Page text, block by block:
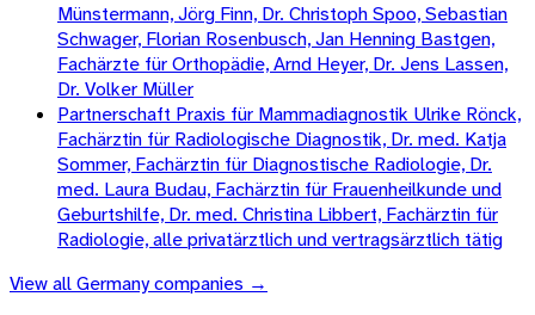
Münstermann, Jörg Finn, Dr. Christoph Spoo, Sebastian
Schwager, Florian Rosenbusch, Jan Henning Bastgen,
Fachärzte für Orthopädie, Arnd Heyer, Dr. Jens Lassen,
Dr. Volker Müller
Partnerschaft Praxis für Mammadiagnostik Ulrike Rönck,
Fachärztin für Radiologische Diagnostik, Dr. med. Katja
Sommer, Fachärztin für Diagnostische Radiologie, Dr.
med. Laura Budau, Fachärztin für Frauenheilkunde und
Geburtshilfe, Dr. med. Christina Libbert, Fachärztin für
Radiologie, alle privatärztlich und vertragsärztlich tätig
View allGermanycompanies →